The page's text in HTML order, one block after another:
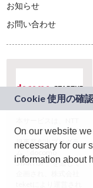
お知らせ
お問い合わせ
ドコモグループの新
規事業創出プログラ
ム「docomo
STARTUP」を通じて
On our website
necessary for our
information about